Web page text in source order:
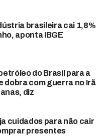
brasileira cai 1,8%
aponta IBGE
do Brasil para a
dobra com guerra no Irã
diz
cuidados para não cair
presentes